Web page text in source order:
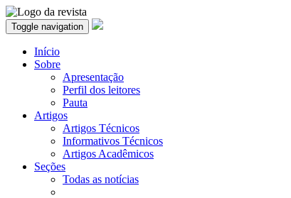
Toggle navigation
Início
Sobre
Apresentação
Perfil dos leitores
Pauta
Artigos
Artigos Técnicos
Informativos Técnicos
Artigos Acadêmicos
Seções
Todas as notícias